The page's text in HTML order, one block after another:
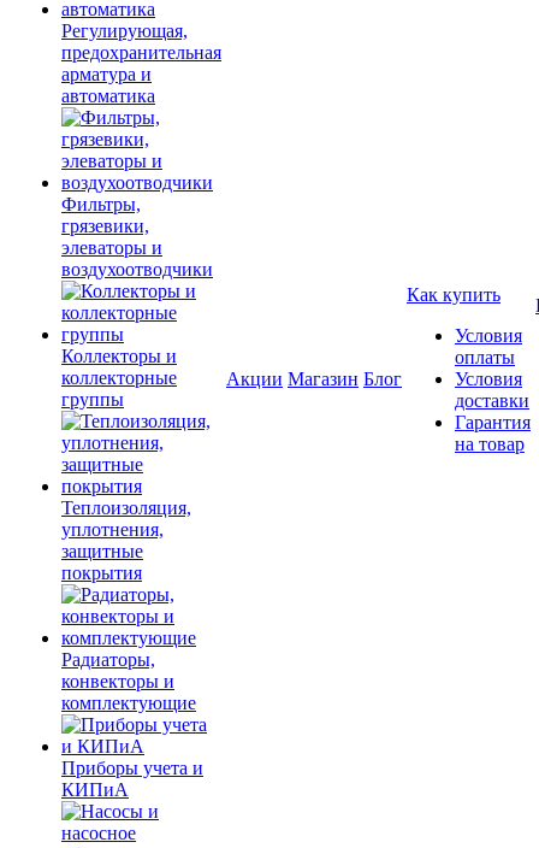
Регулирующая,
предохранительная
арматура и
автоматика
Фильтры,
грязевики,
элеваторы и
воздухоотводчики
Коллекторы и
коллекторные
группы
Теплоизоляция,
уплотнения,
защитные
покрытия
Радиаторы,
конвекторы и
комплектующие
Приборы учета и
КИПиА
Акции Магазин Блог
Как купить
Условия
оплаты
Условия
доставки
Гарантия
на товар